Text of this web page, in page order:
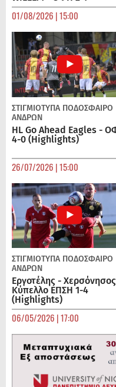
01/08/2026 | 15:00
ΣΤΙΓΜΙΟΤΥΠΑ ΠΟΔΌΣΦΑΙΡΟ
ΑΝΔΡΏΝ
HL Go Ahead Eagles -
4-0 (Highlights)
26/07/2026 | 15:00
ΣΤΙΓΜΙΟΤΥΠΑ ΠΟΔΌΣΦΑΙΡΟ
ΑΝΔΡΏΝ
Εργοτέλης - Χερσόνησος |
Κύπελλο ΕΠΣΗ 1-4
(Highlights)
06/05/2026 | 17:00